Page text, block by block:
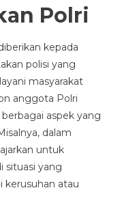
Polri
kepada
polisi yang
masyarakat
anggota Polri
aspek yang
dalam
untuk
situasi yang
kerusuhan atau